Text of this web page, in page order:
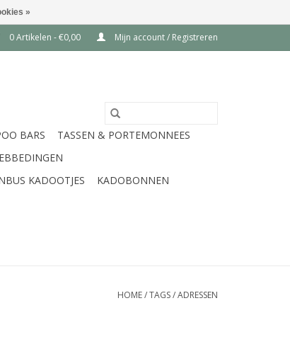
0 Artikelen - €0,00 Mijn account / Registreren
BARS
TASSEN & PORTEMONNEES
KADOOTJES
KADOBONNEN
HOME/TAGS/ADRESSEN
»